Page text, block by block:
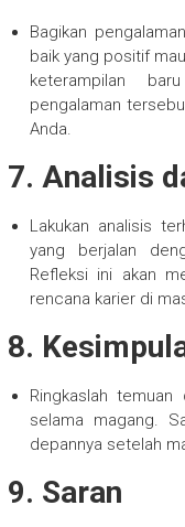
Bagikan
baik yang positif
keterampilan
pengalaman
Anda.
7. Analisis
Lakukan analisis
yang berjalan
Refleksi ini akan
rencana karier di
8.
Ringkaslah
selama magang.
depannya setelah
9. Saran